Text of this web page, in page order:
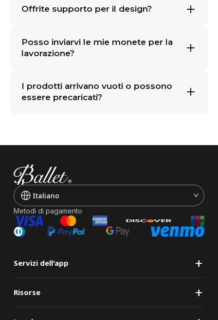
Offrite supporto per il design?
Posso inviarvi le mie monete per la
lavorazione?
I prodotti arrivano vuoti o possono
essere precaricati?
Italiano
Metodi di pagamento
+
Servizi dell'app
+
Risorse